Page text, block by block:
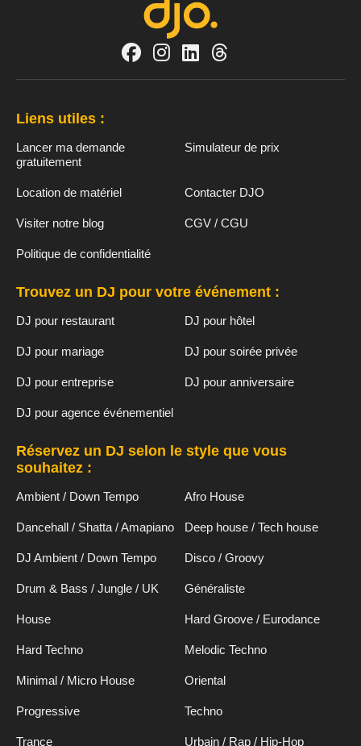
Liens utiles :
Lancer ma demande
gratuitement
Simulateur de prix
Location de matériel Contacter DJO
Visiter notre blog CGV / CGU
Politique de confidentialité
Trouvez un DJ pour votre événement :
DJ pour restaurant DJ pour hôtel
DJ pour mariage DJ pour soirée privée
DJ pour entreprise DJ pour anniversaire
DJ pour agence événementiel
Réservez un DJ selon le style que vous
souhaitez :
Ambient / Down Tempo Afro House
Dancehall / Shatta / Amapiano Deep house / Tech house
DJ Ambient / Down Tempo Disco / Groovy
Drum & Bass / Jungle / UK Généraliste
House Hard Groove / Eurodance
Hard Techno Melodic Techno
Minimal / Micro House Oriental
Progressive Techno
Trance Urbain / Rap / Hip-Hop